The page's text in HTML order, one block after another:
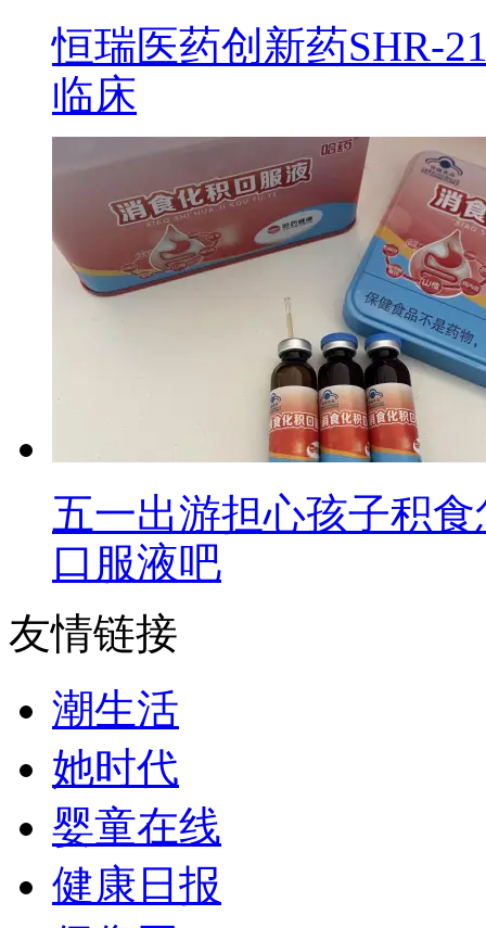
恒瑞医药创新药SHR-
临床
五一出游担心孩子积
口服液吧
友情链接
潮生活
她时代
婴童在线
健康日报